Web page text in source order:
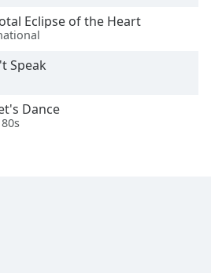
Eclipse of the Heart
Speak
Dance
80s